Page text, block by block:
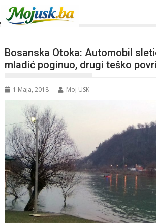
Bosanska Otoka: Automobil
mladić poginuo, drugi teško
1 Maja, 2018 Moj USK